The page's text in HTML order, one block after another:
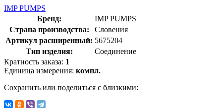
IMP PUMPS
Бренд:
IMP PUMPS
Страна производства:
Словения
Артикул расширенный: 5675204
Тип изделия:
Соединение
Кратность заказа: 1
Единица измерения: компл.
Сохранить или поделиться с близкими: